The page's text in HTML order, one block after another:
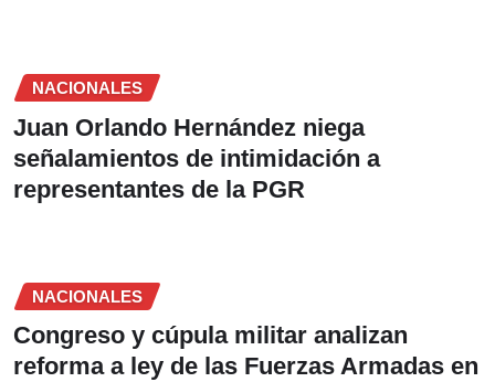
NACIONALES
Juan Orlando Hernández niega
señalamientos de intimidación a
representantes de la PGR
NACIONALES
Congreso y cúpula militar analizan
reforma a ley de las Fuerzas Armadas en